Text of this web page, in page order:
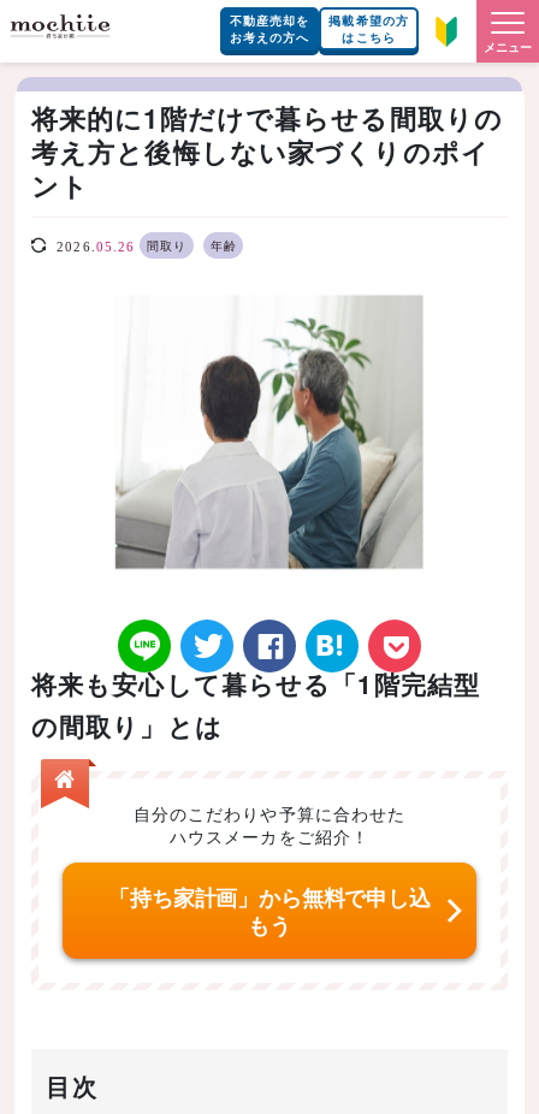
不動産売却を
お考えの方へ
掲載希望の方
はこちら
メニュー
将来的に1階だけで暮らせる間取りの
考え方と後悔しない家づくりのポイ
ント
2026. 05.26 間取り 年齢
er book ックマー t
将来も安心して暮らせる「1階完結型
の間取り」とは
自分のこだわりや予算に合わせた
ハウスメーカをご紹介！
「持ち家計画」から無料で申し込
もう
目次